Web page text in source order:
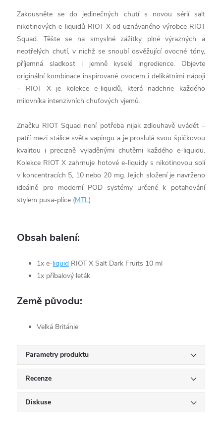
Zakousněte se do jedinečných chutí s novou sérií salt
nikotinových e-liquidů RIOT X od uznávaného výrobce RIOT
Squad. Těšte se na smyslné zážitky plné výrazných a
neotřelých chutí, v nichž se snoubí osvěžující ovocné tóny,
příjemná sladkost i jemně kyselé ingredience. Objevte
originální kombinace inspirované ovocem i delikátními nápoji
– RIOT X je kolekce e-liquidů, která nadchne každého
milovníka intenzivních chuťových vjemů.
Značku RIOT Squad není potřeba nijak zdlouhavě uvádět –
patří mezi stálice světa vapingu a je proslulá svou špičkovou
kvalitou i precizně vyladěnými chutěmi každého e-liquidu.
Kolekce RIOT X zahrnuje hotové e-liquidy s nikotinovou solí
v koncentracích 5, 10 nebo 20 mg. Jejich složení je navrženo
ideálně pro moderní POD systémy určené k potahování
stylem pusa-plíce (MTL).
Obsah balení:
1x e-liquid RIOT X Salt Dark Fruits 10 ml
1x příbalový leták
Země původu:
Velká Británie
Parametry produktu
Recenze
Diskuse